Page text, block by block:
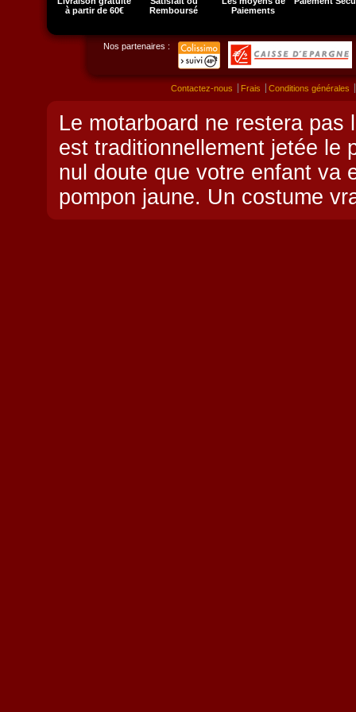
à partir de 60€
Remboursé
Paiements
Nos partenaires :
Contactez-nous Frais Conditions générales
Le motarboard ne restera
est traditionnellement jetée le
nul doute que votre enfant va
pompon jaune. Un costume